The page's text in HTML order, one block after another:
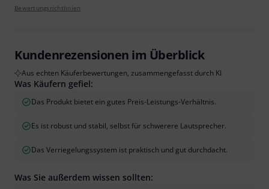
Bewertungsrichtlinien
Kundenrezensionen im Überblick
Aus echten Käuferbewertungen, zusammengefasst durch KI
Was Käufern gefiel:
Das Produkt bietet ein gutes Preis-Leistungs-Verhältnis.
Es ist robust und stabil, selbst für schwerere Lautsprecher.
Das Verriegelungssystem ist praktisch und gut durchdacht.
Was Sie außerdem wissen sollten: